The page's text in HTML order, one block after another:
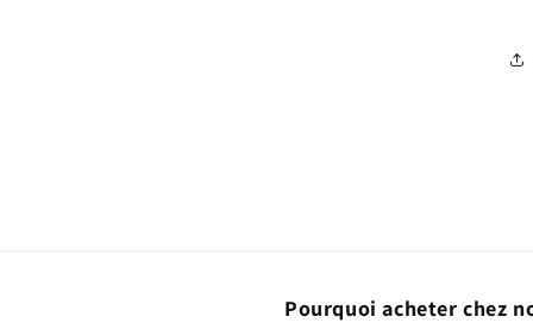
Pourquoi acheter chez